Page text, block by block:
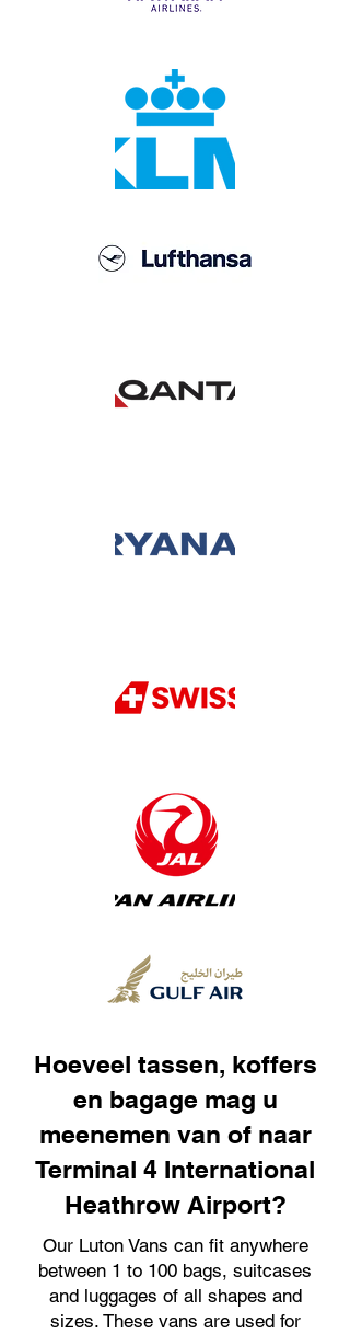
Hoeveel tassen, koffers
en bagage mag u
meenemen van of naar
Terminal 4 International
Heathrow Airport?
Our Luton Vans can fit anywhere
between 1 to 100 bags, suitcases
and luggages of all shapes and
sizes. These vans are used for